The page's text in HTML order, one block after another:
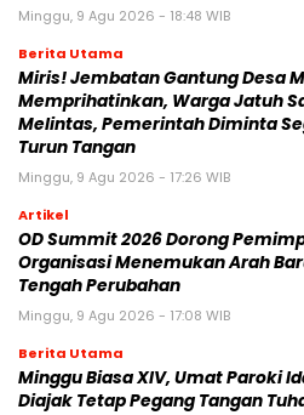
Minggu, 9 Agu 2026 - 18:48 WIB
Berita Utama
Miris! Jembatan Gantung Desa
Memprihatinkan, Warga Jatuh
Melintas, Pemerintah Diminta
Turun Tangan
Minggu, 9 Agu 2026 - 17:26 WIB
Artikel
OD Summit 2026 Dorong
Organisasi Menemukan Arah
Tengah Perubahan
Minggu, 9 Agu 2026 - 17:08 WIB
Berita Utama
Minggu Biasa XIV, Umat Paroki
Diajak Tetap Pegang Tangan